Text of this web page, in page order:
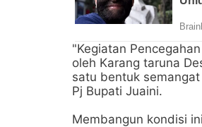
"Kegiatan
oleh Karang taruna
satu bentuk
Pj Bupati Juaini.
Membangun kondisi